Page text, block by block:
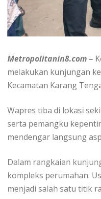
Metropolitanin8.com –
melakukan kunjungan
Kecamatan Karang
Wapres tiba di lokasi
serta pemangku
mendengar langsung
Dalam rangkaian
kompleks perumahan.
menjadi salah satu titik